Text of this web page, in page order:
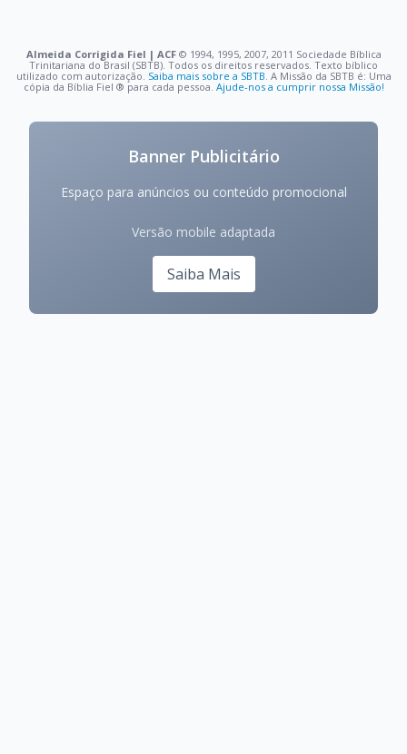
Almeida Corrigida Fiel | ACF©️ 1994, 1995, 2007, 2011 Sociedade Bíblica
Trinitariana do Brasil (SBTB). Todos os direitos reservados. Texto bíblico
utilizado com autorização. Saiba mais sobre a SBTB . A Missão da SBTB é: Uma
cópia da Bíblia Fiel ®️ para cada pessoa. Ajude-nos a cumprir nossa Missão!
Banner Publicitário
Espaço para anúncios ou conteúdo promocional
Versão mobile adaptada
Saiba Mais